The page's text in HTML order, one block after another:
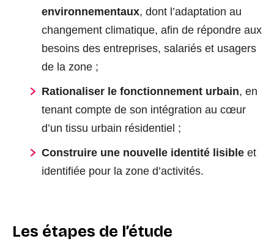
environnementaux, dont l’adaptation au
changement climatique, afin de répondre aux
besoins des entreprises, salariés et usagers
de la zone ;
Rationaliser le fonctionnement urbain, en
tenant compte de son intégration au cœur
d’un tissu urbain résidentiel ;
Construire une nouvelle identité lisible et
identifiée pour la zone d’activités.
Les étapes de l’étude